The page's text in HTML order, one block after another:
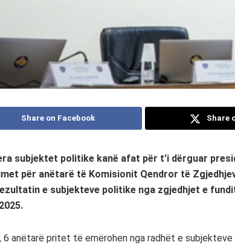
Share on Facebook Share
subjektet politike kanë afat për t’i dërguar
për anëtarë të Komisionit Qendror të
e subjekteve politike nga zgjedhjet e
anëtarë pritet të emërohen nga radhët e